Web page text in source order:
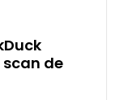
de